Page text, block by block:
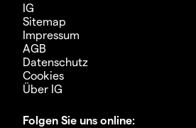
IG
Sitemap
Impressum
AGB
Datenschutz
Cookies
Über IG
Folgen Sie uns online: